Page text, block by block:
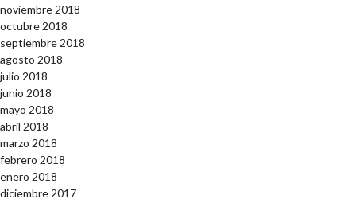
noviembre 2018
octubre 2018
septiembre 2018
agosto 2018
julio 2018
junio 2018
mayo 2018
abril 2018
marzo 2018
febrero 2018
enero 2018
diciembre 2017